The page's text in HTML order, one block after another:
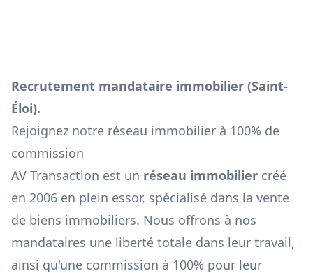
Recrutement mandataire immobilier (Saint-
Éloi).
Rejoignez notre réseau immobilier à 100% de
commission
AV Transaction est un réseau immobilier créé
en 2006 en plein essor, spécialisé dans la vente
de biens immobiliers. Nous offrons à nos
mandataires une liberté totale dans leur travail,
ainsi qu'une commission à 100% pour leur